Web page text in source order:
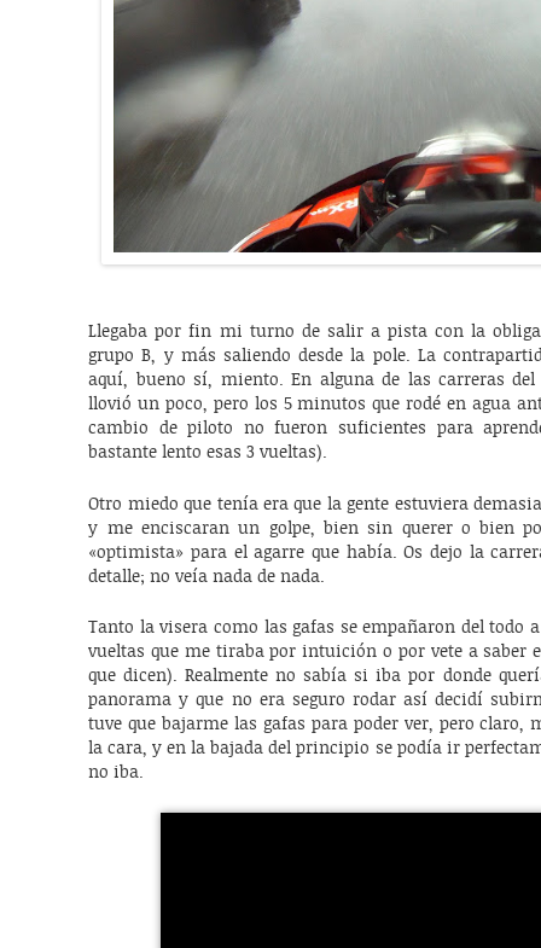
Llegaba por fin mi turno de salir a pista con la
grupo B, y más saliendo desde la pole. La
aquí, bueno sí, miento. En alguna de las carreras del
llovió un poco, pero los 5 minutos que rodé en agua
cambio de piloto no fueron suficientes para
bastante lento esas 3 vueltas).
Otro miedo que tenía era que la gente estuviera
y me enciscaran un golpe, bien sin querer o bien
«optimista» para el agarre que había. Os dejo la
detalle; no veía nada de nada.
Tanto la visera como las gafas se empañaron del todo
vueltas que me tiraba por intuición o por vete a saber
que dicen). Realmente no sabía si iba por donde
panorama y que no era seguro rodar así decidí
tuve que bajarme las gafas para poder ver, pero claro,
la cara, y en la bajada del principio se podía ir
no iba.